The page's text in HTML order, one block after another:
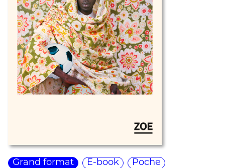
Diffusion
Médiation culturelle
Manuscrits
Foreign rights
Contact
Mentions légales
Newsletter
Grand format E-book Poche